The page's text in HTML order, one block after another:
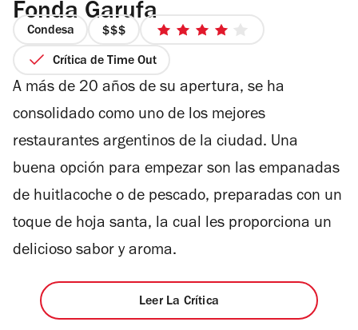
Fonda Garufa
Condesa
precio
3
4
4
estrellas
Crítica de Time Out
A más de 20 años de su apertura, se ha
consolidado como uno de los mejores
restaurantes argentinos de la ciudad. Una
buena opción para empezar son las empanadas
de huitlacoche o de pescado, preparadas con un
toque de hoja santa, la cual les proporciona un
delicioso sabor y aroma.
Leer La Crítica